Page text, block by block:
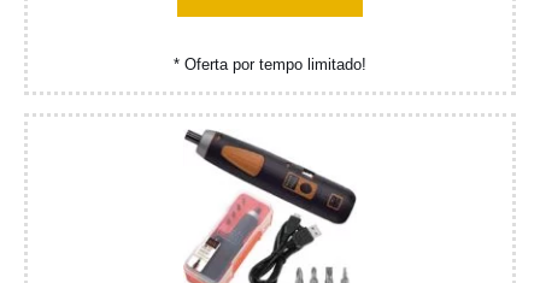
* Oferta por tempo limitado!